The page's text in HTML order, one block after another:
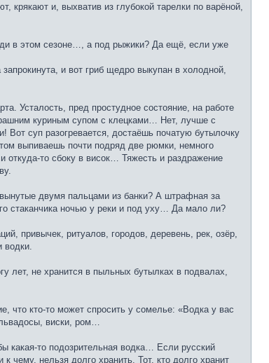
и, выхватив из глубокой тарелки по варёной,
в этом сезоне…, а под рыжики? Да ещё, если уже
и вот гриб щедро выкупан в холодной,
Усталость, пред простудное состояние, на работе
куриным супом с клецками… Нет, лучше с
суп разогревается, достаёшь початую бутылочку
выпиваешь почти подряд две рюмки, немного
то сбоку в висок… Тяжесть и раздражение
вынутые двумя пальцами из банки? А штрафная за
стаканчика ночью у реки и под уху… Да мало ли?
привычек, ритуалов, городов, деревень, рек, озёр,
водки.
лет, не хранится в пыльных бутылках в подвалах,
что кто-то может спросить у сомелье: «Водка у вас
виски, ром…
какая-то подозрительная водка… Если русский
чему, нельзя долго хранить. Тот, кто долго хранит